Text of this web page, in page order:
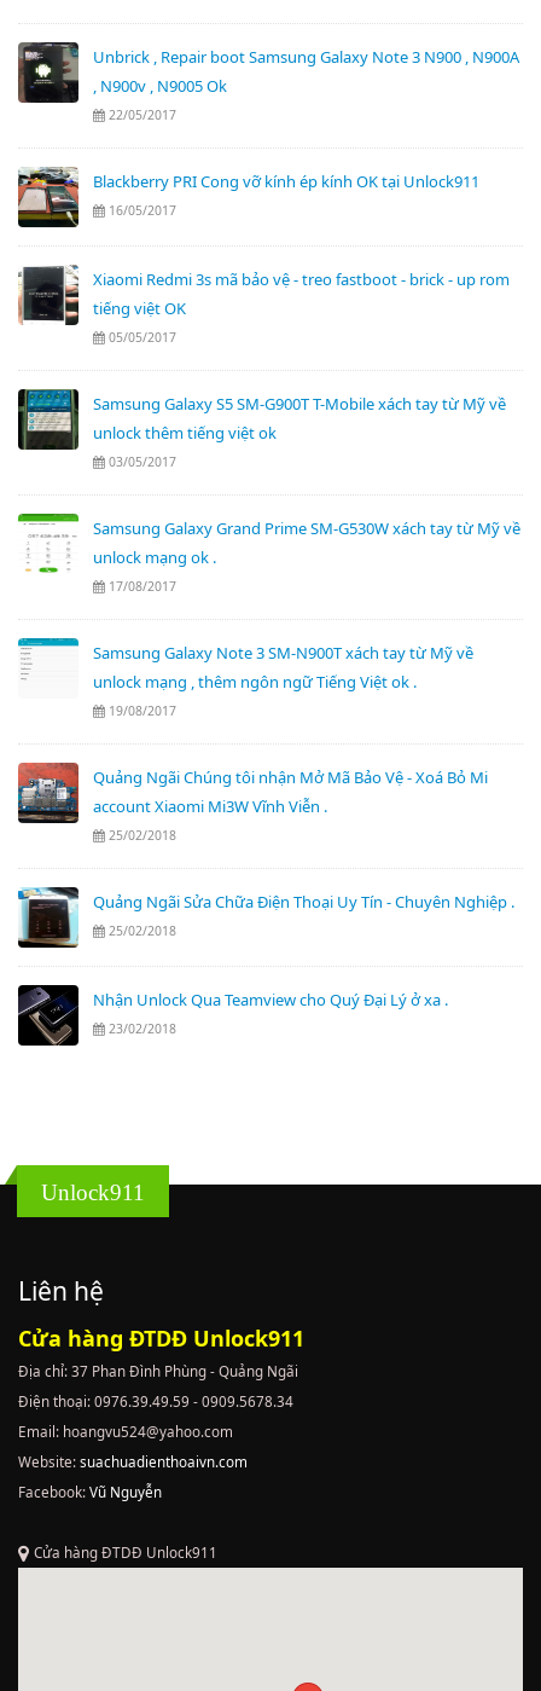
Unbrick , Repair boot Samsung Galaxy Note 3 N900 , N900A
, N900v , N9005 Ok
22/05/2017
Blackberry PRI Cong vỡ kính ép kính OK tại Unlock911
16/05/2017
Xiaomi Redmi 3s mã bảo vệ - treo fastboot - brick - up rom
tiếng việt OK
05/05/2017
Samsung Galaxy S5 SM-G900T T-Mobile xách tay từ Mỹ về
unlock thêm tiếng việt ok
03/05/2017
Samsung Galaxy Grand Prime SM-G530W xách tay từ Mỹ về
unlock mạng ok .
17/08/2017
Samsung Galaxy Note 3 SM-N900T xách tay từ Mỹ về
unlock mạng , thêm ngôn ngữ Tiếng Việt ok .
19/08/2017
Quảng Ngãi Chúng tôi nhận Mở Mã Bảo Vệ - Xoá Bỏ Mi
account Xiaomi Mi3W Vĩnh Viễn .
25/02/2018
Quảng Ngãi Sửa Chữa Điện Thoại Uy Tín - Chuyên Nghiệp .
25/02/2018
Nhận Unlock Qua Teamview cho Quý Đại Lý ở xa .
23/02/2018
Unlock911
Liên hệ
Cửa hàng ĐTDĐ Unlock911
Địa chỉ: 37 Phan Đình Phùng - Quảng Ngãi
Điện thoại: 0976.39.49.59 - 0909.5678.34
Email: hoangvu524@yahoo.com
Website:suachuadienthoaivn.com
Facebook:Vũ Nguyễn
Cửa hàng ĐTDĐ Unlock911